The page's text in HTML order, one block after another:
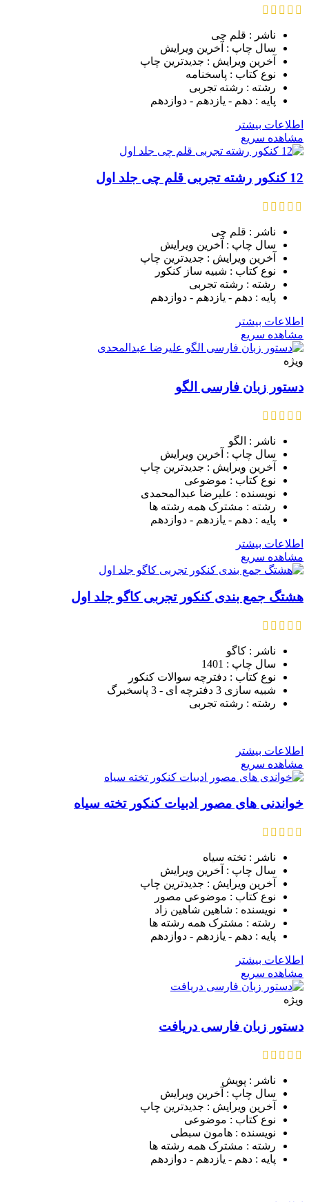
ناشر : قلم چی
سال چاپ : آخرین ویرایش
آخرین ویرایش : جدیدترین چاپ
نوع کتاب : پاسخنامه
رشته : رشته تجربی
پایه : دهم - یازدهم - دوازدهم
اطلاعات بیشتر
مشاهده سریع
12 کنکور رشته تجربی قلم چی جلد اول
ناشر : قلم چی
سال چاپ : آخرین ویرایش
آخرین ویرایش : جدیدترین چاپ
نوع کتاب : شبیه ساز کنکور
رشته : رشته تجربی
پایه : دهم - یازدهم - دوازدهم
اطلاعات بیشتر
مشاهده سریع
ویژه
دستور زبان فارسی الگو
ناشر : الگو
سال چاپ : آخرین ویرایش
آخرین ویرایش : جدیدترین چاپ
نوع کتاب : موضوعی
نویسنده : علیرضا عبدالمحمدی
رشته : مشترک همه رشته ها
پایه : دهم - یازدهم - دوازدهم
اطلاعات بیشتر
مشاهده سریع
هشتگ جمع بندی کنکور تجربی کاگو جلد اول
ناشر : کاگو
سال چاپ : 1401
نوع کتاب : دفترچه سوالات کنکور
شبیه سازی 3 دفترچه ای - 3 پاسخبرگ
رشته : رشته تجربی
اطلاعات بیشتر
مشاهده سریع
خواندنی های مصور ادبیات کنکور تخته سیاه
ناشر : تخته سیاه
سال چاپ : آخرین ویرایش
آخرین ویرایش : جدیدترین چاپ
نوع کتاب : موضوعی مصور
نویسنده : شاهین شاهین زاد
رشته : مشترک همه رشته ها
پایه : دهم - یازدهم - دوازدهم
اطلاعات بیشتر
مشاهده سریع
ویژه
دستور زبان فارسی دریافت
ناشر : پویش
سال چاپ : آخرین ویرایش
آخرین ویرایش : جدیدترین چاپ
نوع کتاب : موضوعی
نویسنده : هامون سبطی
رشته : مشترک همه رشته ها
پایه : دهم - یازدهم - دوازدهم